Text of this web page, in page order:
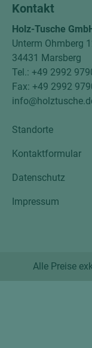
Kontakt
Holz-Tusche
Unterm Ohmberg
34431 Marsberg
Tel.: +49 2992
Fax: +49 2992
Standorte
Kontaktformular
Datenschutz
Impressum
Alle Preise